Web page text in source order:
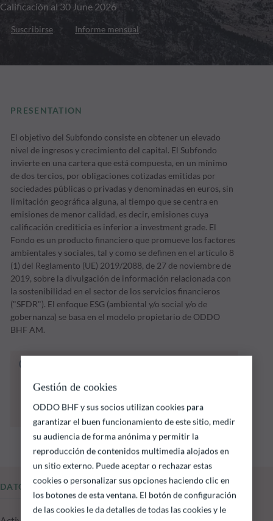
Calificación al 30 June 2026
Suscribirse Informe mensual
PRESENTATION
El objetivo del Subfondo consiste en obtener un elevado
nivel de ingresos y crecimiento del capital. El Subfondo
invierte en una cartera que está compuesta, en un mínimo
de dos tercios, por obligaciones cotizadas emitidas por
sociedades públicas o privadas y denominadas en euros, sin
limitación geográfica alguna, al tiempo que se centra en
emisiones de menor calidad, es decir, emisiones cuya
calificación crediticia es inferior a investment grade. El
Fondo es un producto financiero que promueve los factores
ambientales y sociales, tal y como se definen en el artículo 8
(1) del Reglamento (UE) 2019/2088, de 27 de noviembre de
2019, sobre la divulgación de información relacionada con
la sostenibilidad en el sector de los servicios financieros
("SFDR"). El enfoque ESG (ambiental y/o social y/o de
gobernanza) se basa en el modelo propietario de ODDO
BHF AM.
Las rentabilidades pasadas no garantizan
resultados futuros y no son constantes en el
DATOS FUNDAMENTALES
Gestión de cookies
ODDO BHF y sus socios utilizan cookies para
garantizar el buen funcionamiento de este sitio, medir
su audiencia de forma anónima y permitir la
reproducción de contenidos multimedia alojados en
un sitio externo. Puede aceptar o rechazar estas
cookies o personalizar sus opciones haciendo clic en
los botones de esta ventana. El botón de configuración
de las cookies le da detalles de todas las cookies y le